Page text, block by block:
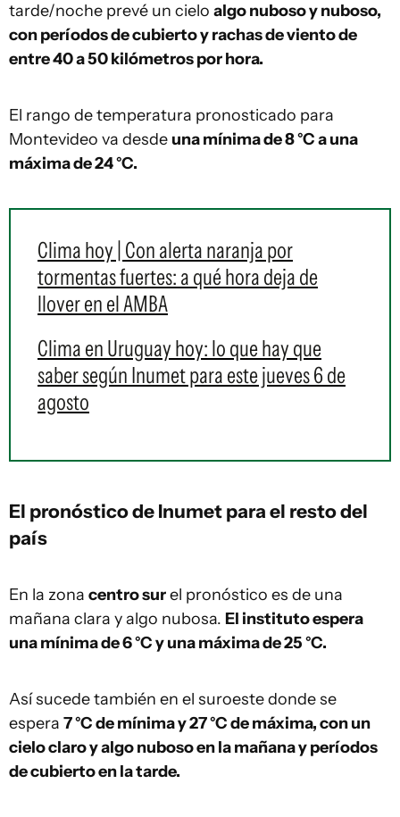
tarde/noche prevé un cielo algo nuboso y nuboso,
con períodos de cubierto y rachas de viento de
entre 40 a 50 kilómetros por hora.
El rango de temperatura pronosticado para
Montevideo va desde una mínima de 8 °C a una
máxima de 24 °C.
Clima hoy | Con alerta naranja por
tormentas fuertes: a qué hora deja de
llover en el AMBA
Clima en Uruguay hoy: lo que hay que
saber según Inumet para este jueves 6 de
agosto
El pronóstico de Inumet para el resto del
país
En la zona centro surel pronóstico es de una
mañana clara y algo nubosa. El instituto espera
una mínima de 6 °C y una máxima de 25 °C.
Así sucede también en el suroeste donde se
espera 7 °C de mínima y 27 °C de máxima, con un
cielo claro y algo nuboso en la mañana y períodos
de cubierto en la tarde.